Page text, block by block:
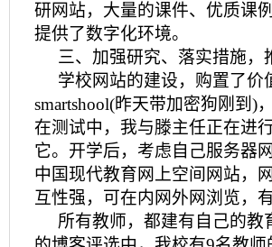
研网站，大量的课件、优质课
提供了数字化环境。
三、加强研究、落实措施
学校网站的建设，购置了价
smartshool(昨天带加密狗刚到)
在测试中，我与滕主任正在进
它。开学后，考虑自己服务器
中国现代教育网上空间网站，
互性强，可在内网外网浏览，
所有教师，都建有自己的